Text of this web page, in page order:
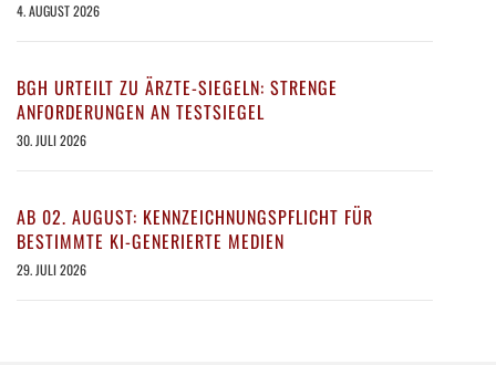
4. AUGUST 2026
BGH URTEILT ZU ÄRZTE-SIEGELN: STRENGE
ANFORDERUNGEN AN TESTSIEGEL
30. JULI 2026
AB 02. AUGUST: KENNZEICHNUNGSPFLICHT FÜR
BESTIMMTE KI-GENERIERTE MEDIEN
29. JULI 2026